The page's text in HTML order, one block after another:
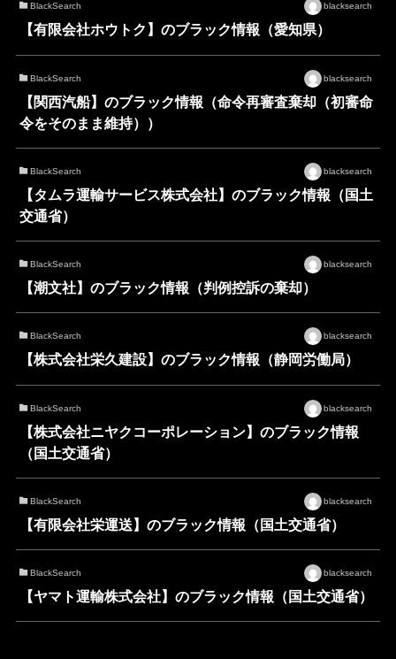
BlackSearch blacksearch
【有限会社ホウトク】のブラック情報（愛知県）
BlackSearch blacksearch
【関西汽船】のブラック情報（命令再審査棄却（初審命
令をそのまま維持））
BlackSearch blacksearch
【タムラ運輸サービス株式会社】のブラック情報（国土
交通省）
BlackSearch blacksearch
【潮文社】のブラック情報（判例控訴の棄却）
BlackSearch blacksearch
【株式会社栄久建設】のブラック情報（静岡労働局）
BlackSearch blacksearch
【株式会社ニヤクコーポレーション】のブラック情報
（国土交通省）
BlackSearch blacksearch
【有限会社栄運送】のブラック情報（国土交通省）
BlackSearch blacksearch
【ヤマト運輸株式会社】のブラック情報（国土交通省）